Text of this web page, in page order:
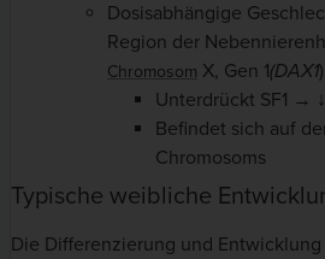
Dosisabhängige
Region der
Chromosom X, Gen 1(DAX1):
Unterdrückt SF1 →
Befindet sich auf
Chromosoms
Typische weibliche
Die Differenzierung und